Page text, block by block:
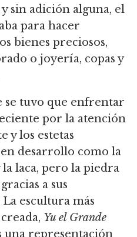
sin adición alguna, el
para hacer
bienes preciosos,
o joyería, copas y
se tuvo que enfrentar
por la atención
y los estetas
desarrollo como la
laca, pero la piedra
a sus
escultura más
Yu el Grande
una representación